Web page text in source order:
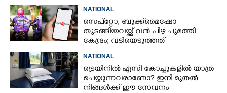
NATIONAL
സെപ്‌‌റ്റോ, ബുക്ക്‌മൈഷോ
തുടങ്ങിയവയ്ക്ക് വൻ പിഴ ചുമത്തി
കേന്ദ്രം; വടിയെടുത്തത്
പ്രശ്‌നത്തിന്
NATIONAL
ട്രെയിനിൽ എസി കോച്ചുകളിൽ യാത്ര
ചെയ്യുന്നവരാണോ? ഇനി മുതൽ
നിങ്ങൾക്ക് ഈ സേവനം